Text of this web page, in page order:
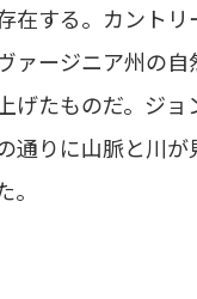
在する。カント
ァージニア州の
げたものだ。ジ
通りに山脈と川